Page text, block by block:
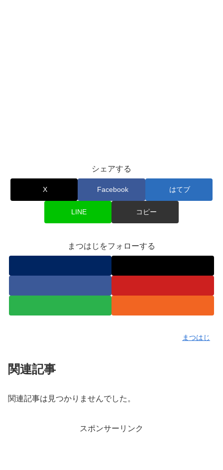
シェアする
X Facebook はてブ
LINE コピー
まつはじをフォローする
まつはじ
関連記事
関連記事は見つかりませんでした。
スポンサーリンク